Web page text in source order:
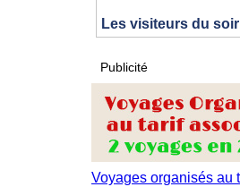
Les visiteurs du soir
Publicité